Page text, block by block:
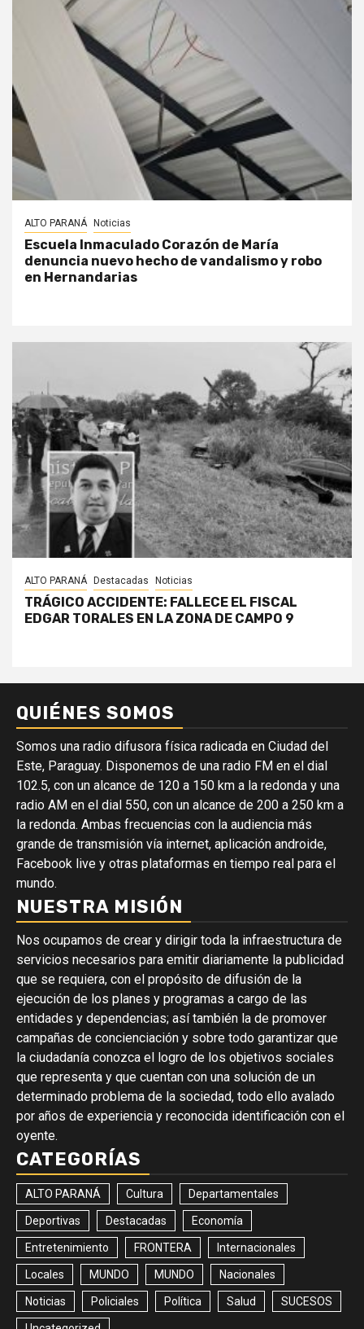
ALTO PARANÁ Noticias
Escuela Inmaculado Corazón de María
denuncia nuevo hecho de vandalismo y robo
en Hernandarias
ALTO PARANÁ Destacadas Noticias
TRÁGICO ACCIDENTE: FALLECE EL FISCAL
EDGAR TORALES EN LA ZONA DE CAMPO 9
QUIÉNES SOMOS
Somos una radio difusora física radicada en Ciudad del
Este, Paraguay. Disponemos de una radio FM en el dial
102.5, con un alcance de 120 a 150 km a la redonda y una
radio AM en el dial 550, con un alcance de 200 a 250 km a
la redonda. Ambas frecuencias con la audiencia más
grande de transmisión vía internet, aplicación androide,
Facebook live y otras plataformas en tiempo real para el
mundo.
NUESTRA MISIÓN
Nos ocupamos de crear y dirigir toda la infraestructura de
servicios necesarios para emitir diariamente la publicidad
que se requiera, con el propósito de difusión de la
ejecución de los planes y programas a cargo de las
entidades y dependencias; así también la de promover
campañas de concienciación y sobre todo garantizar que
la ciudadanía conozca el logro de los objetivos sociales
que representa y que cuentan con una solución de un
determinado problema de la sociedad, todo ello avalado
por años de experiencia y reconocida identificación con el
oyente.
CATEGORÍAS
ALTO PARANÁ Cultura Departamentales
Deportivas Destacadas Economía
Entretenimiento FRONTERA Internacionales
Locales MUNDO MUNDO Nacionales
Noticias Policiales Política Salud SUCESOS